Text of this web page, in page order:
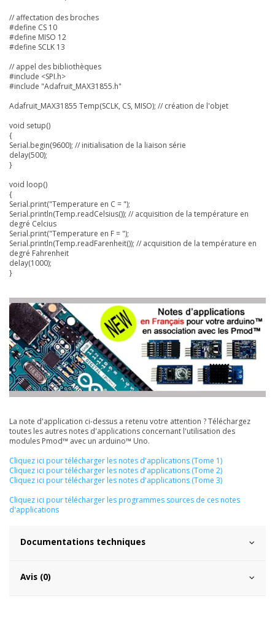
// affectation des broches
#define CS 10
#define MISO 12
#define SCLK 13
// appel des bibliothèques
#include <SPI.h>
#include "Adafruit_MAX31855.h"
Adafruit_MAX31855 Temp(SCLK, CS, MISO); // création de l'objet
void setup()
{
Serial.begin(9600); // initialisation de la liaison série
delay(500);
}
void loop()
{
Serial.print("Temperature en C = ");
Serial.println(Temp.readCelsius()); // acquisition de la température en
degré Celcius
Serial.print("Temperature en F = ");
Serial.println(Temp.readFarenheit()); // acquisition de la température en
degré Fahrenheit
delay(1000);
}
La note d'application ci-dessus a retenu votre attention ? Téléchargez
toutes les autres notes d'applications concernant l'utilisation des
modules Pmod™ avec un arduino™ Uno.
Cliquez ici pour télécharger les notes d'applications (Tome 1)
Cliquez ici pour télécharger les notes d'applications (Tome 2)
Cliquez ici pour télécharger les notes d'applications (Tome 3)
Cliquez ici pour télécharger les programmes sources de ces notes
d'applications
Documentations techniques
Avis (0)